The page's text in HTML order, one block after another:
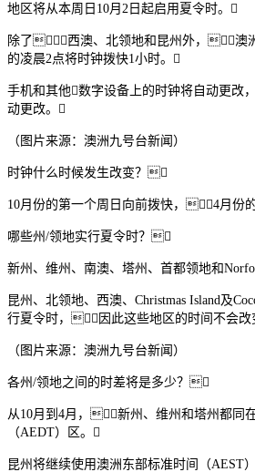
地区将从本周日10月2日起启用夏令时。
除了西澳、北领地和昆州外，澳
的凌晨2点将时钟拨快1小时。
手机和其他数字设备上的时钟将自动更改
动更改。
（图片来源：澳洲九号台新闻）
时钟什么时候发生改变？
10月份的第一个周日向前拨快，4月份
哪些州/领地实行夏令时？
新州、维州、南澳、塔州、首都领地和
昆州、北领地、西澳、Christmas Island及
行夏令时，因此这些地区的时间不会改
（图片来源：澳洲九号台新闻）
各州/领地之间的时差将是多少？
从10月到4月，新州、维州和塔州都同
（AEDT）区。
昆州将继续使用澳洲东部标准时间（AEST